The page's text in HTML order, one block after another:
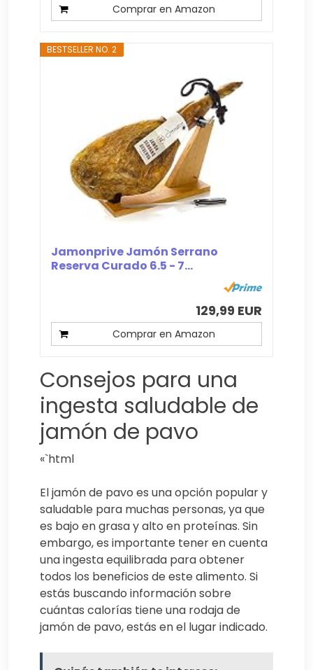
Comprar en Amazon
BESTSELLER NO. 2
Jamonprive Jamón Serrano
Reserva Curado 6.5 - 7...
129,99 EUR
Comprar en Amazon
Consejos para una
ingesta saludable de
jamón de pavo
«`html
El jamón de pavo es una opción popular y
saludable para muchas personas, ya que
es bajo en grasa y alto en proteínas. Sin
embargo, es importante tener en cuenta
una ingesta equilibrada para obtener
todos los beneficios de este alimento. Si
estás buscando información sobre
cuántas calorías tiene una rodaja de
jamón de pavo, estás en el lugar indicado.